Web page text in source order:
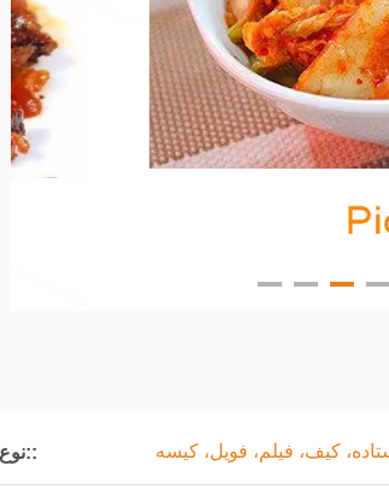
نوع بسته بندی:: کیف، فیلم، فویل، کیسه